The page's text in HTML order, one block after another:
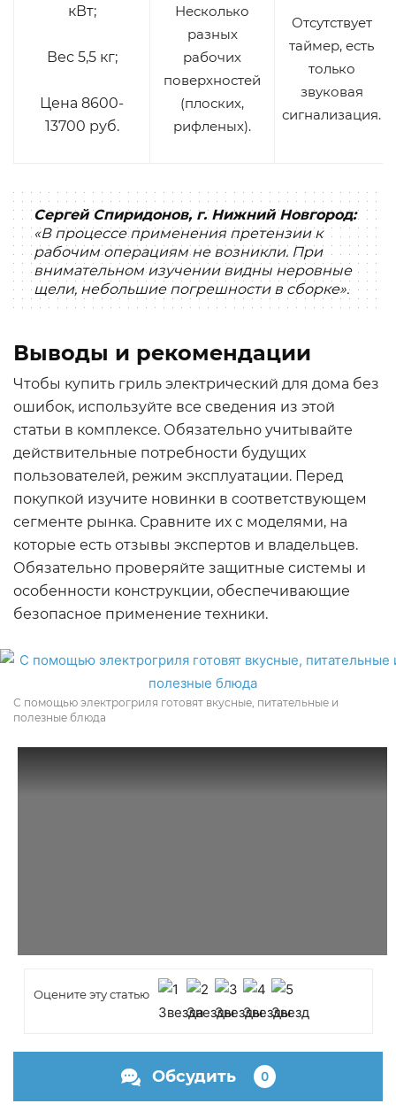
кВт;
Вес 5,5 кг;
Цена 8600-
13700 руб.
Несколько
разных
рабочих
поверхностей
(плоских,
рифленых).
Отсутствует
таймер, есть
только
звуковая
сигнализация.
Сергей Спиридонов, г. Нижний Новгород:
«В процессе применения претензии к
рабочим операциям не возникли. При
внимательном изучении видны неровные
щели, небольшие погрешности в сборке».
Выводы и рекомендации
Чтобы купить гриль электрический для дома без
ошибок, используйте все сведения из этой
статьи в комплексе. Обязательно учитывайте
действительные потребности будущих
пользователей, режим эксплуатации. Перед
покупкой изучите новинки в соответствующем
сегменте рынка. Сравните их с моделями, на
которые есть отзывы экспертов и владельцев.
Обязательно проверяйте защитные системы и
особенности конструкции, обеспечивающие
безопасное применение техники.
С помощью электрогриля готовят вкусные, питательные и
полезные блюда
Оцените эту статью
Обсудить 0